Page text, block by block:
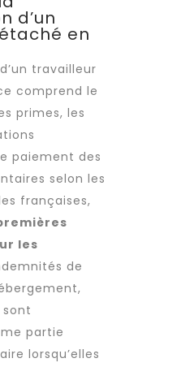
d’un
en
travailleur
comprend le
primes, les
paiement des
selon les
françaises,
les
de
partie
lorsqu’elles